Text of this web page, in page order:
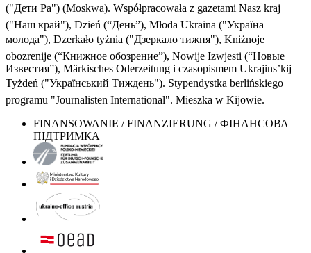
("Дети Ра") (Moskwa). Współpracowała z gazetami Nasz kraj
("Наш край"), Dzień (“День”), Młoda Ukraina ("Україна
молода"), Dzerkało tyżnia ("Дзеркало тижня"), Kniżnoje
obozrenije (“Книжное обозрение”), Nowije Izwjesti (“Новые
Известия”), Märkisches Oderzeitung i czasopismem Ukrajins’kij
Tyżdeń ("Український Тиждень"). Stypendystka berlińskiego
programu "Journalisten International". Mieszka w Kijowie.
FINANSOWANIE / FINANZIERUNG / ФІНАНСОВА
ПІДТРИМКА